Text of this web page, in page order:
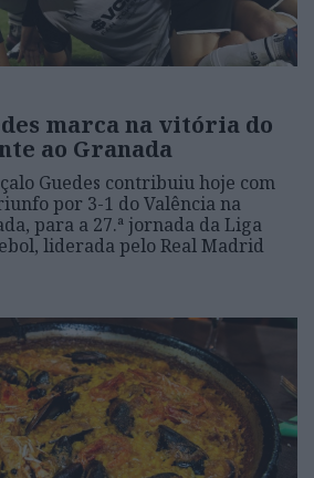
marca na vitória do
ao Granada
Guedes contribuiu hoje com
por 3-1 do Valência na
para a 27.ª jornada da Liga
liderada pelo Real Madrid